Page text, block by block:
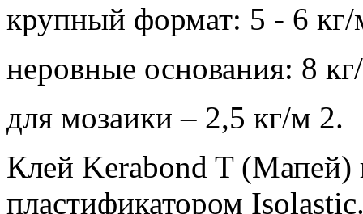
крупный формат: 5 - 6
неровные основания: 8
для мозаики – 2,5 кг/м 2.
Клей Kerabond T (Мапей)
пластификатором